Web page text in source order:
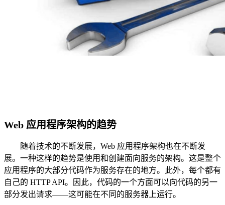
Web 应用程序架构的趋势
随着技术的不断发展，Web 应用程序架构也在不断发
展。一种这样的趋势是使用和创建面向服务的架构。这是整个
应用程序的大部分代码作为服务存在的地方。此外，每个都有
自己的 HTTP API。因此，代码的一个方面可以向代码的另一
部分发出请求——这可能在不同的服务器上运行。